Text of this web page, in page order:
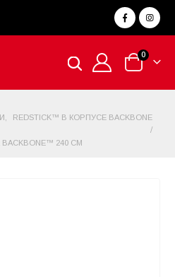
0
REDSTICK™ В КОРПУСЕ BACKBONE
BACKBONE™ 240 СМ